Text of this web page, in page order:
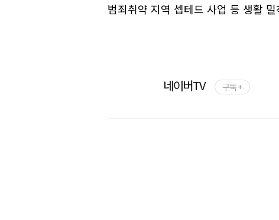
범죄취약 지역 셉테드 사업 등 생활
네이버TV 구독 +